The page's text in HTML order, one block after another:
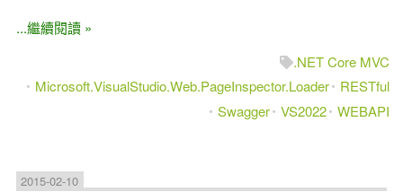
...繼續閱讀 »
.NET Core MVC
Microsoft.VisualStudio.Web.PageInspector.Loader
RESTful
Swagger VS2022 WEBAPI
2015-02-10